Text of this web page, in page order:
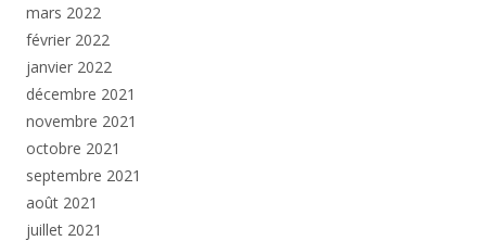
mars 2022
février 2022
janvier 2022
décembre 2021
novembre 2021
octobre 2021
septembre 2021
août 2021
juillet 2021